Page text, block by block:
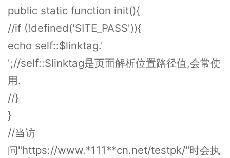
public static function init(){
//if (!defined('SITE_PASS')){
echo self::$linktag.'
';//self::$linktag是页面解析位置路径值,会常使
用.
//}
}
//当访
问"https://www.*111**cn.net/testpk/"时会执